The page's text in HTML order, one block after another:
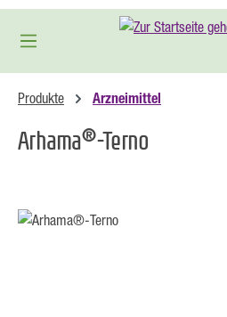
Zum Hauptinhalt springen
Produkte Arzneimittel
Arhama®-Terno
Bildergalerie überspringen